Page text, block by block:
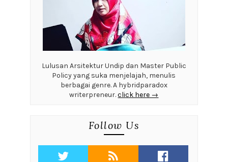
Lulusan Arsitektur Undip dan Master Public
Policy yang suka menjelajah, menulis
berbagai genre. A hybridparadox
writerpreneur.click here →
Follow Us